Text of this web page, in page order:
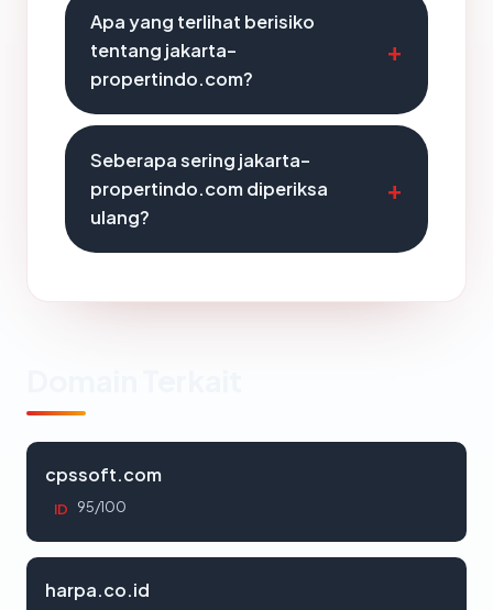
Apa yang terlihat berisiko
tentang jakarta-
propertindo.com?
Seberapa sering jakarta-
propertindo.com diperiksa
ulang?
cpssoft.com
ID 95/100
harpa.co.id